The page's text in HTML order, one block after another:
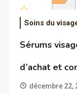
Soins du
Sérums
d’achat et
décembre 22,